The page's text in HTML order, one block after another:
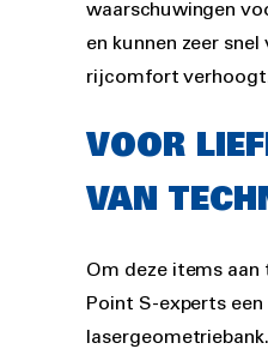
waarschuwingen
en kunnen zeer
rijcomfort
VOOR
VAN
Om deze items aan
Point S-experts